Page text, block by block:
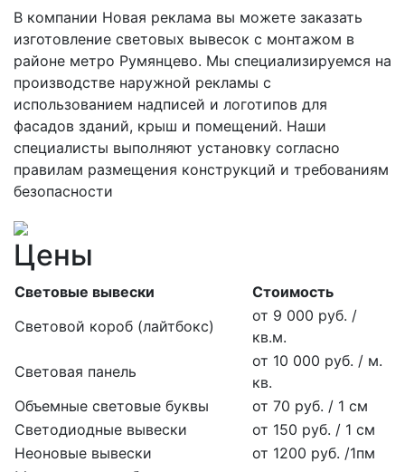
В компании Новая реклама вы можете заказать
изготовление световых вывесок с монтажом в
районе метро Румянцево. Мы специализируемся на
производстве наружной рекламы с
использованием надписей и логотипов для
фасадов зданий, крыш и помещений. Наши
специалисты выполняют установку согласно
правилам размещения конструкций и требованиям
безопасности
Цены
Световые вывески
Стоимость
Световой короб (лайтбокс)
от 9 000 руб. /
кв.м.
Световая панель
от 10 000 руб. / м.
кв.
Объемные световые буквы
от 70 руб. / 1 см
Светодиодные вывески
от 150 руб. / 1 см
Неоновые вывески
от 1200 руб. /1пм